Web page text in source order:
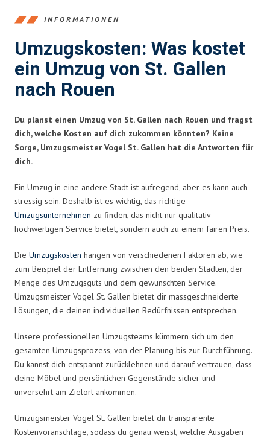
INFORMATIONEN
Umzugskosten: Was kostet
ein Umzug von St. Gallen
nach Rouen
Du planst einen Umzug von St. Gallen nach Rouen und fragst
dich, welche Kosten auf dich zukommen könnten? Keine
Sorge, Umzugsmeister Vogel St. Gallen hat die Antworten für
dich.
Ein Umzug in eine andere Stadt ist aufregend, aber es kann auch
stressig sein. Deshalb ist es wichtig, das richtige
Umzugsunternehmen zu finden, das nicht nur qualitativ
hochwertigen Service bietet, sondern auch zu einem fairen Preis.
Die Umzugskosten hängen von verschiedenen Faktoren ab, wie
zum Beispiel der Entfernung zwischen den beiden Städten, der
Menge des Umzugsguts und dem gewünschten Service.
Umzugsmeister Vogel St. Gallen bietet dir massgeschneiderte
Lösungen, die deinen individuellen Bedürfnissen entsprechen.
Unsere professionellen Umzugsteams kümmern sich um den
gesamten Umzugsprozess, von der Planung bis zur Durchführung.
Du kannst dich entspannt zurücklehnen und darauf vertrauen, dass
deine Möbel und persönlichen Gegenstände sicher und
unversehrt am Zielort ankommen.
Umzugsmeister Vogel St. Gallen bietet dir transparente
Kostenvoranschläge, sodass du genau weisst, welche Ausgaben